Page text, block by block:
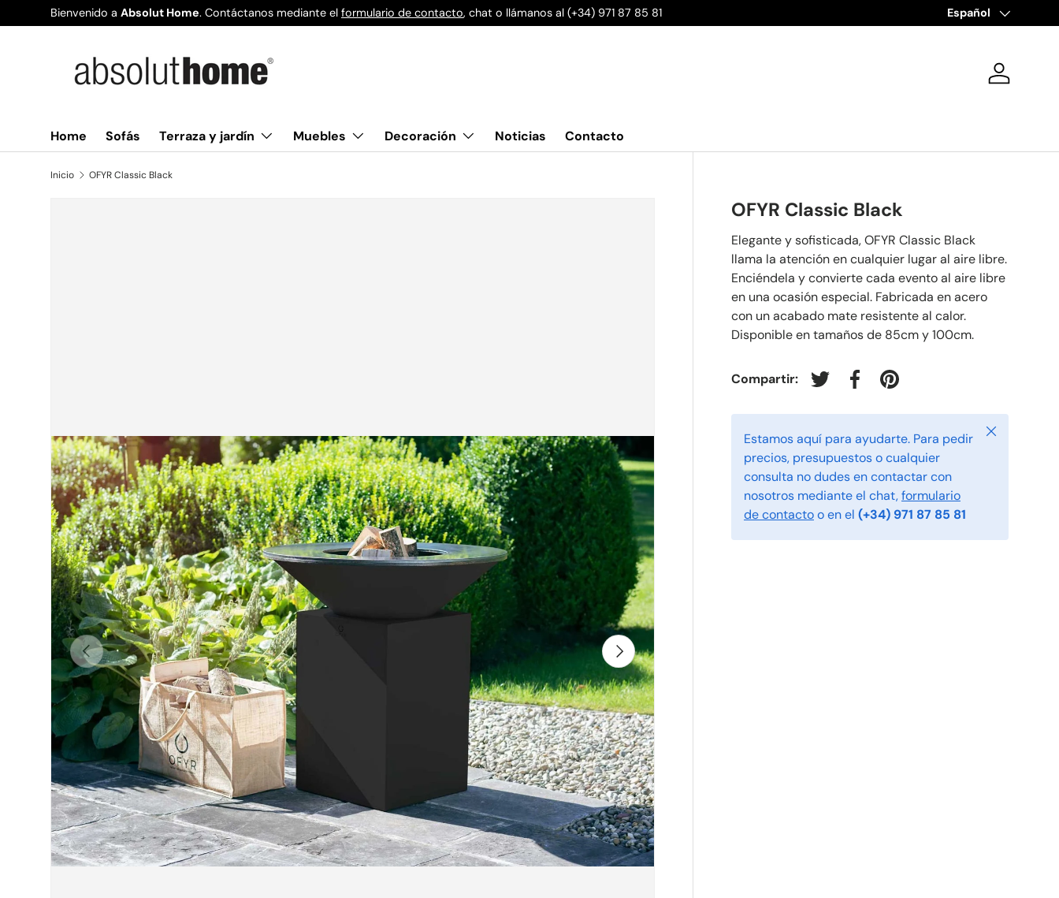
Ir al contenido
Bienvenido a Absolut Home. Contáctanos mediante el formulario de contacto, chat o llámanos al (+34) 971 87 85 81 Idioma
Español
Iniciar
Home Sofás Terraza y jardín Muebles Decoración Noticias Contacto
Inicio OFYR Classic Black
Anterior Siguiente
OFYR Classic Black
Elegante y sofisticada, OFYR Classic Black
llama la atención en cualquier lugar al aire libre.
Enciéndela y convierte cada evento al aire libre
en una ocasión especial. Fabricada en acero
con un acabado mate resistente al calor.
Disponible en tamaños de 85cm y 100cm.
Compartir: Tuitear en Twitter
Compartir en Facebook
Crear un Pin en Pinterest
Estamos aquí para ayudarte. Para pedir
precios, presupuestos o cualquier
consulta no dudes en contactar con
nosotros mediante el chat,formulario
de contactoo en el (+34) 971 87 85 81
Cerrar